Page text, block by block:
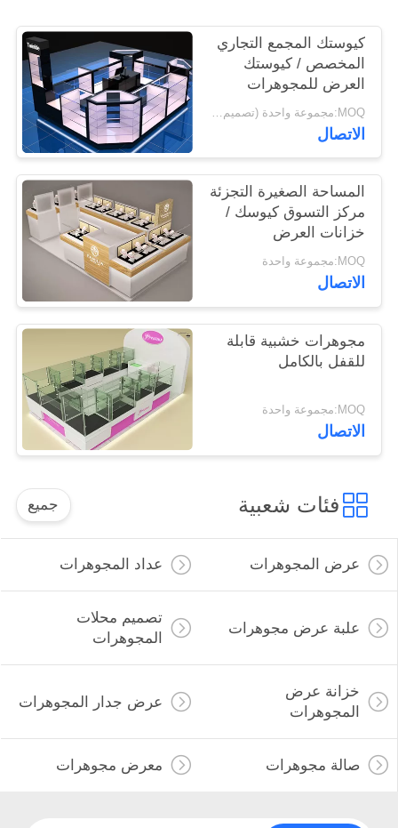
PRIVACY
POLICY
كيوستك المجمع التجاري
المخصص / كيوستك
العرض للمجوهرات
عرض كامل 4 طبقات
رفوف
MOQ:مجموعة واحدة (تصميم كشك عرض المجوهرات بالكامل)
الاتصال
المساحة الصغيرة التجزئة
مركز التسوق كيوسك /
خزانات العرض
للمجوهرات هيكل مستقر
MOQ:مجموعة واحدة
الاتصال
مجوهرات خشبية قابلة
للقفل بالكامل
MOQ:مجموعة واحدة
الاتصال
فئات شعبية جميع
عرض المجوهرات عداد المجوهرات
علبة عرض مجوهرات
تصميم محلات
المجوهرات
خزانة عرض
المجوهرات
عرض جدار المجوهرات
صالة مجوهرات معرض مجوهرات